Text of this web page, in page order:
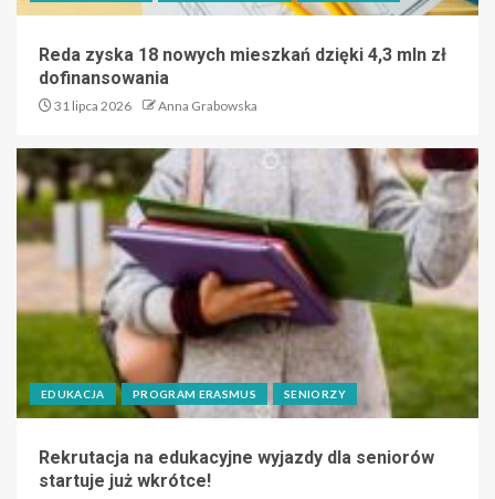
Reda zyska 18 nowych mieszkań dzięki 4,3 mln zł
dofinansowania
31 lipca 2026 Anna Grabowska
EDUKACJA PROGRAM ERASMUS SENIORZY
Rekrutacja na edukacyjne wyjazdy dla seniorów
startuje już wkrótce!